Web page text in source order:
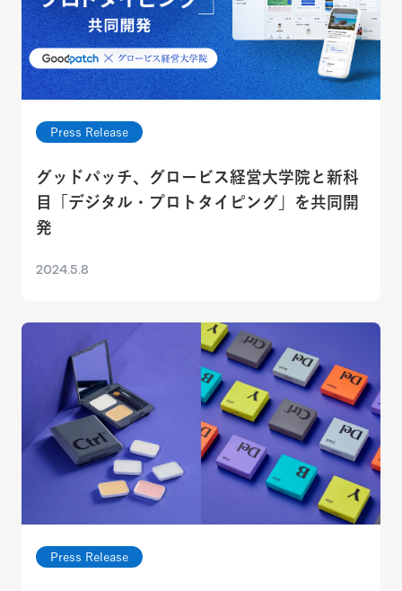
Press Release
グッドパッチ、グロービス経営大学院と新科
目「デジタル・プロトタイピング」を共同開
発
2024.5.8
Press Release